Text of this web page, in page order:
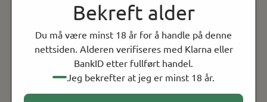
Bekreft alder
Du må være minst 18 år for å handle på denne
nettsiden. Alderen verifiseres med Klarna eller
BankID etter fullført handel.
Jeg bekrefter at jeg er minst 18 år.